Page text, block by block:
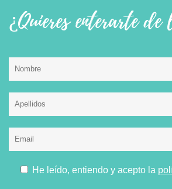
¿Quieres enterarte
He leído, entiendo y acepto la